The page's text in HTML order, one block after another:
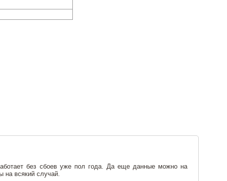
без сбоев уже пол года. Да еще данные можно на
на всякий случай.